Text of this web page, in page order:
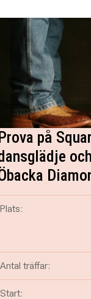
på
Plats:
Antal träffar:
Start: